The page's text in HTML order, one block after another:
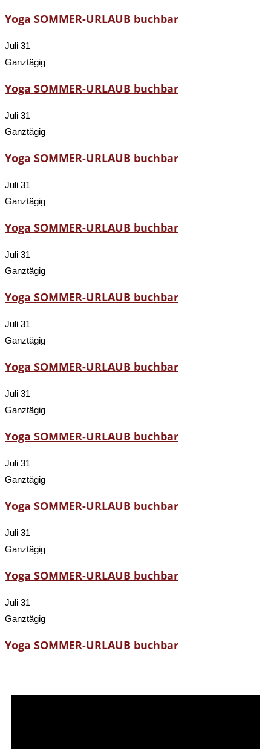
Yoga SOMMER-URLAUB buchbar
Juli 31
Ganztägig
Yoga SOMMER-URLAUB buchbar
Juli 31
Ganztägig
Yoga SOMMER-URLAUB buchbar
Juli 31
Ganztägig
Yoga SOMMER-URLAUB buchbar
Juli 31
Ganztägig
Yoga SOMMER-URLAUB buchbar
Juli 31
Ganztägig
Yoga SOMMER-URLAUB buchbar
Juli 31
Ganztägig
Yoga SOMMER-URLAUB buchbar
Juli 31
Ganztägig
Yoga SOMMER-URLAUB buchbar
Juli 31
Ganztägig
Yoga SOMMER-URLAUB buchbar
Juli 31
Ganztägig
Yoga SOMMER-URLAUB buchbar